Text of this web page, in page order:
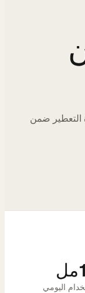
التعطير ضمن
اليومي